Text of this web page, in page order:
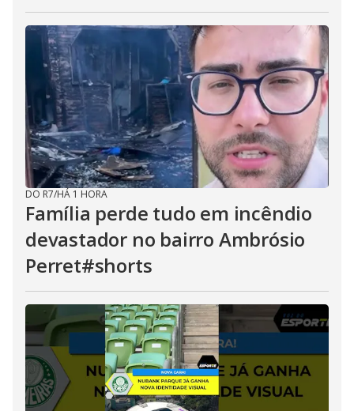
DO R7/HÁ 1 HORA
Família perde tudo em incêndio
devastador no bairro Ambrósio
Perret#shorts